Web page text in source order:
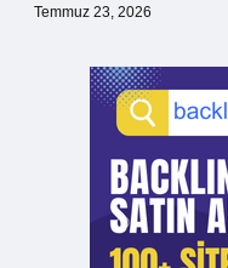
Temmuz 23, 2026